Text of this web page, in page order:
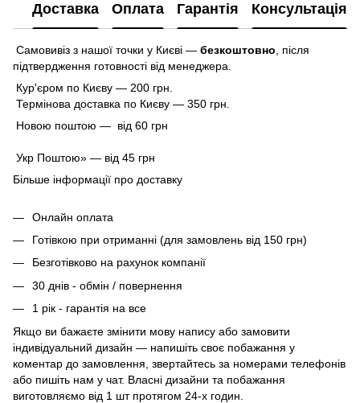
Доставка Оплата Гарантія Консультація
Самовивіз з нашої точки у Києві — безкоштовно
після
підтвердження готовності від менеджера.
Кур'єром по Києву — 200 грн.
Термінова доставка по Києву — 350 грн.
Новою поштою — від 60 грн
Укр Поштою» — від 45 грн
Більше інформації про доставку
Онлайн оплата
Готівкою при отриманні (для замовлень від 150 грн)
Безготівково на рахунок компанії
30 днів - обмін / повернення
1 рік - гарантія на все
Якщо ви бажаєте змінити мову напису або замовити
індивідуальний дизайн — напишіть своє побажання у
коментар до замовлення, звертайтесь за номерами телефонів
або пишіть нам у чат. Власні дизайни та побажання
виготовляємо від 1 шт протягом 24-х годин.